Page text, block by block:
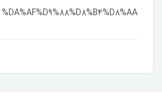
%DA%AF%D9%88%D8%B4%D8%AA